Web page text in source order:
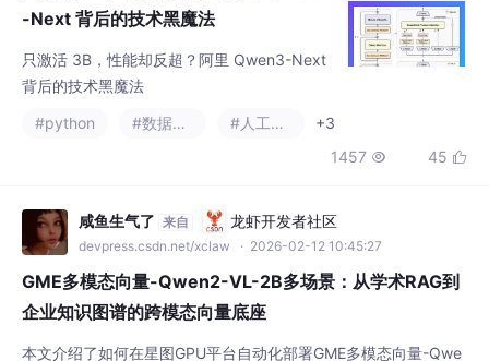
-Next 背后的技术黑魔法
只激活 3B，性能却反超？阿里 Qwen3-Next
背后的技术黑魔法
#python
#数据挖掘 #人工智能
+3
1457  45 
咸鱼生气了 来自 龙虾开发者社区
devpress.csdn.net/xclaw · 2026-02-12 10:45:27
GME多模态向量-Qwen2-VL-2B多场景：从学术RAG到
企业知识图谱的跨模态向量底座
本文介绍了如何在星图GPU平台自动化部署GME多模态向量-Qwe